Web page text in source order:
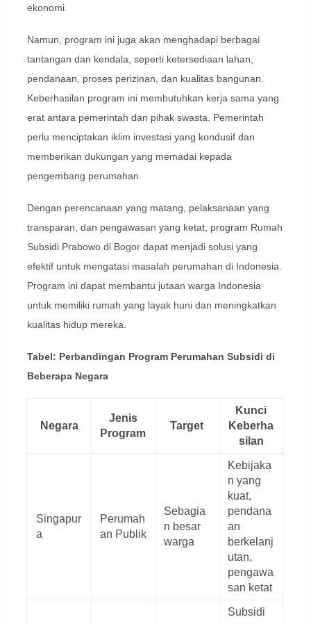
ekonomi.
Namun, program ini juga akan menghadapi berbagai
tantangan dan kendala, seperti ketersediaan lahan,
pendanaan, proses perizinan, dan kualitas bangunan.
Keberhasilan program ini membutuhkan kerja sama yang
erat antara pemerintah dan pihak swasta. Pemerintah
perlu menciptakan iklim investasi yang kondusif dan
memberikan dukungan yang memadai kepada
pengembang perumahan.
Dengan perencanaan yang matang, pelaksanaan yang
transparan, dan pengawasan yang ketat, program Rumah
Subsidi Prabowo di Bogor dapat menjadi solusi yang
efektif untuk mengatasi masalah perumahan di Indonesia.
Program ini dapat membantu jutaan warga Indonesia
untuk memiliki rumah yang layak huni dan meningkatkan
kualitas hidup mereka.
Tabel: Perbandingan Program Perumahan Subsidi di
Beberapa Negara
Negara
Jenis
Program
Target
Kunci
Keberha
silan
Singapur
a
Perumah
an Publik
Sebagia
n besar
warga
Kebijaka
n yang
kuat,
pendana
an
berkelanj
utan,
pengawa
san ketat
Subsidi